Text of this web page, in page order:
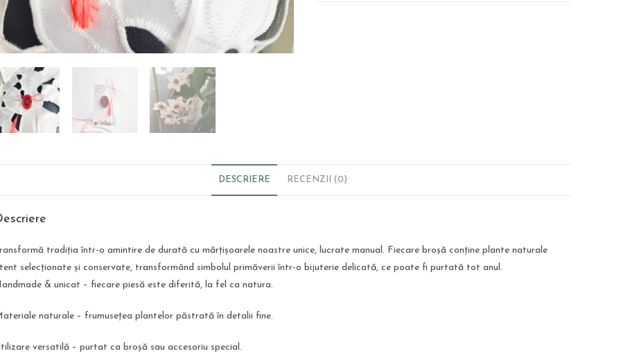
DESCRIERE RECENZII (0)
tradiția într-o amintire de durată cu mărțișoarele noastre unice, lucrate manual. Fiecare broșă conține plante naturale
selecționate și conservate, transformând simbolul primăverii într-o bijuterie delicată, ce poate fi purtată tot anul.
& unicat – fiecare piesă este diferită, la fel ca natura.
naturale – frumusețea plantelor păstrată în detalii fine.
versatilă – purtat ca broșă sau accesoriu special.